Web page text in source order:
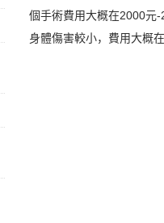
個手術費用大概在2000元
身體傷害較小，費用大概